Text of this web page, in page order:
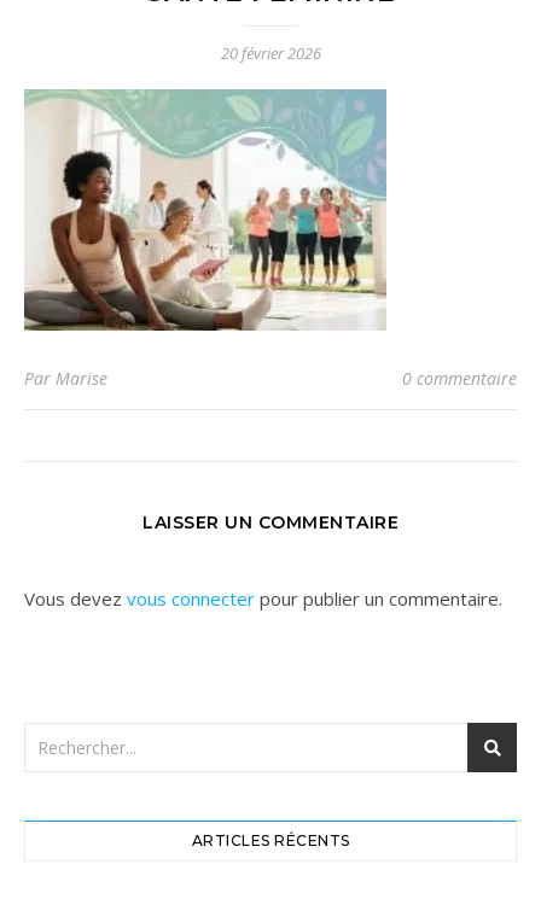
20 février 2026
Par Marise 0 commentaire
LAISSER UN COMMENTAIRE
Vous devez vous connecter pour publier un commentaire.
ARTICLES RÉCENTS